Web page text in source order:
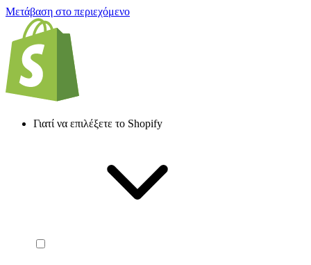
Μετάβαση στο περιεχόμενο
Γιατί να επιλέξετε το Shopify